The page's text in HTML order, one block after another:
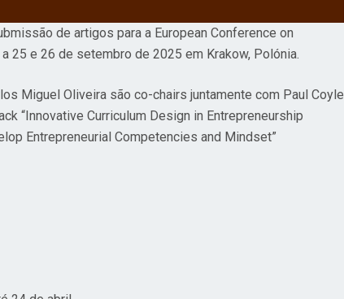
de artigos para a European Conference on
25 e 26 de setembro de 2025 em Krakow, Polónia.
Miguel Oliveira são co-chairs juntamente com Paul Coyle
“Innovative Curriculum Design in Entrepreneurship
Entrepreneurial Competencies and Mindset”